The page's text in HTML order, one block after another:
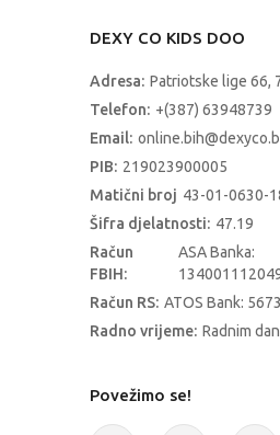
DEXY CO KIDS DOO
Adresa: Patriotske lige 66,
Telefon: +(387) 63948739
Email:
PIB: 219023900005
Matični broj 43-01-0630-
Šifra djelatnosti: 47.19
Račun
FBIH:
ASA Banka:
Račun RS: ATOS Bank:
Radno vrijeme: Radnim
Povežimo se!